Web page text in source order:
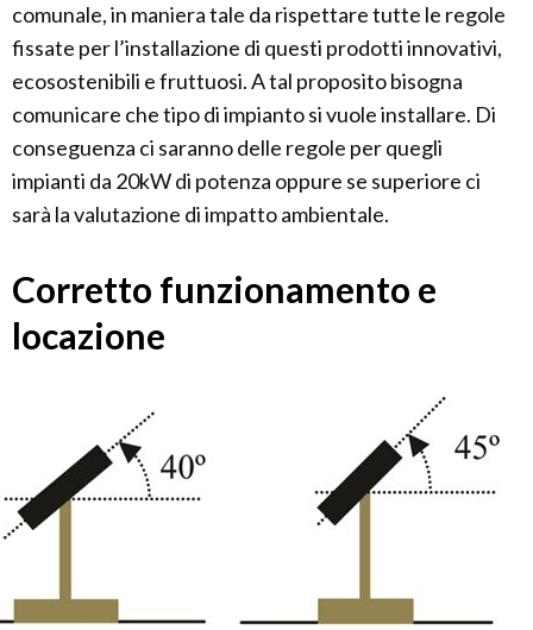
comunale, in maniera tale da rispettare tutte le regole
fissate per l’installazione di questi prodotti innovativi,
ecosostenibili e fruttuosi. A tal proposito bisogna
comunicare che tipo di impianto si vuole installare. Di
conseguenza ci saranno delle regole per quegli
impianti da 20kW di potenza oppure se superiore ci
sarà la valutazione di impatto ambientale.
Corretto funzionamento e
locazione